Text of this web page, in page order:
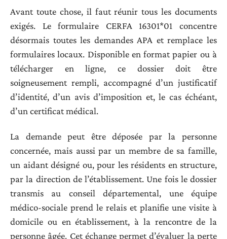
Avant toute chose, il faut réunir tous les documents
exigés. Le formulaire CERFA 16301*01 concentre
désormais toutes les demandes APA et remplace les
formulaires locaux. Disponible en format papier ou à
télécharger en ligne, ce dossier doit être
soigneusement rempli, accompagné d’un justificatif
d’identité, d’un avis d’imposition et, le cas échéant,
d’un certificat médical.
La demande peut être déposée par la personne
concernée, mais aussi par un membre de sa famille,
un aidant désigné ou, pour les résidents en structure,
par la direction de l’établissement. Une fois le dossier
transmis au conseil départemental, une équipe
médico-sociale prend le relais et planifie une visite à
domicile ou en établissement, à la rencontre de la
personne âgée. Cet échange permet d’évaluer la perte